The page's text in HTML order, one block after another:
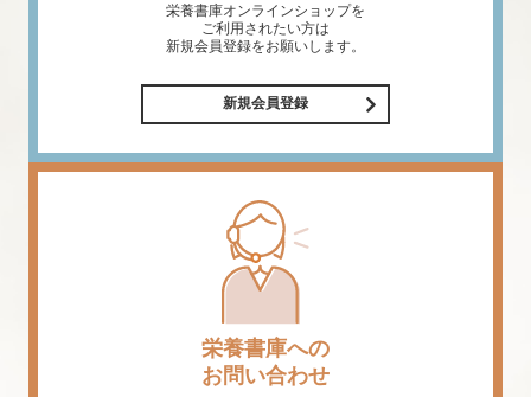
栄養書庫オンラインショップを
ご利用されたい方は
新規会員登録をお願いします。
新規会員登録
栄養書庫への
お問い合わせ